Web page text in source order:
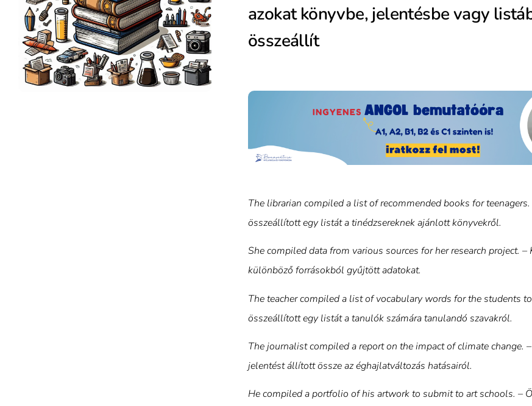
azokat könyvbe, jelentésbe vagy
összeállít
The librarian compiled a list of recommended books for
összeállított egy listát a tinédzsereknek ajánlott könyvekről.
She compiled data from various sources for her research project. –
különböző forrásokból gyűjtött adatokat.
The teacher compiled a list of vocabulary words for the students
összeállított egy listát a tanulók számára tanulandó szavakról.
The journalist compiled a report on the impact of climate change.
jelentést állított össze az éghajlatváltozás hatásairól.
He compiled a portfolio of his artwork to submit to art schools. –